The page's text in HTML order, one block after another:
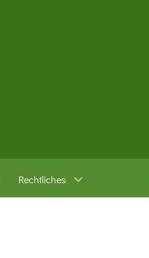
Rechtliches